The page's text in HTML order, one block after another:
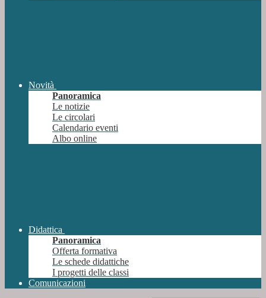
Novità
Panoramica
Le notizie
Le circolari
Calendario eventi
Albo online
Didattica
Panoramica
Offerta formativa
Le schede didattiche
I progetti delle classi
Comunicazioni